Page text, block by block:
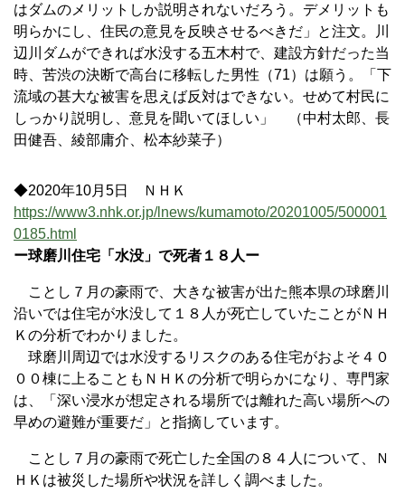
はダムのメリットしか説明されないだろう。デメリットも
明らかにし、住民の意見を反映させるべきだ」と注文。川
辺川ダムができれば水没する五木村で、建設方針だった当
時、苦渋の決断で高台に移転した男性（71）は願う。「下
流域の甚大な被害を思えば反対はできない。せめて村民に
しっかり説明し、意見を聞いてほしい」 （中村太郎、長
田健吾、綾部庸介、松本紗菜子）
◆2020年10月5日 ＮＨＫ
https://www3.nhk.or.jp/lnews/kumamoto/20201005/500001
0185.html
ー球磨川住宅「水没」で死者１８人ー
ことし７月の豪雨で、大きな被害が出た熊本県の球磨川
沿いでは住宅が水没して１８人が死亡していたことがＮＨ
Ｋの分析でわかりました。
球磨川周辺では水没するリスクのある住宅がおよそ４０
００棟に上ることもＮＨＫの分析で明らかになり、専門家
は、「深い浸水が想定される場所では離れた高い場所への
早めの避難が重要だ」と指摘しています。
ことし７月の豪雨で死亡した全国の８４人について、Ｎ
ＨＫは被災した場所や状況を詳しく調べました。